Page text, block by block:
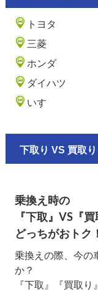
トヨタ
三菱
ホンダ
ダイハツ
いすゞ
下取り VS 買取り
乗換え時の
『下取』VS『買
どっちがおトク
乗換えの際、今の
か？
『下取』『買取